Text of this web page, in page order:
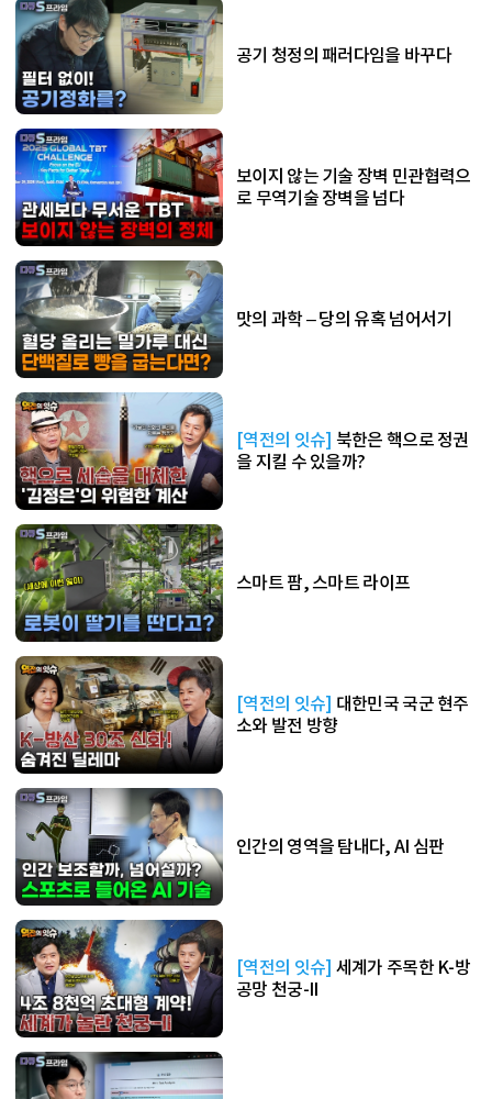
공기 청정의 패러다임을 바꾸다
보이지 않는 기술 장벽 민관협력으
로 무역기술 장벽을 넘다
맛의 과학 – 당의 유혹 넘어서기
[역전의 잇슈] 북한은 핵으로 정권
을 지킬 수 있을까?
스마트 팜, 스마트 라이프
[역전의 잇슈] 대한민국 국군 현주
소와 발전 방향
인간의 영역을 탐내다, AI 심판
[역전의 잇슈] 세계가 주목한 K-방
공망 천궁-II